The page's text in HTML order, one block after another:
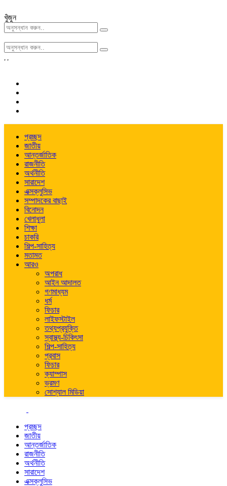
খুঁজুন
, ,
প্রচ্ছদ
জাতীয়
আন্তর্জাতিক
রাজনীতি
অর্থনীতি
সারাদেশ
এক্সক্লুসিভ
সম্পাদকের বাছাই
বিনোদন
খেলাধুলা
শিক্ষা
চাকরি
শিল্প-সাহিত্য
মতামত
আরও
অপরাধ
আইন আদালত
গণমাধ্যম
ধর্ম
ফিচার
লাইফস্টাইল
তথ্যপ্রযুক্তি
স্বাস্থ্য-চিকিৎসা
শিল্প-সাহিত্য
প্রবাস
ফিচার
ক্যাম্পাস
ভ্রমণ
সোশ্যাল মিডিয়া
প্রচ্ছদ
জাতীয়
আন্তর্জাতিক
রাজনীতি
অর্থনীতি
সারাদেশ
এক্সক্লুসিভ